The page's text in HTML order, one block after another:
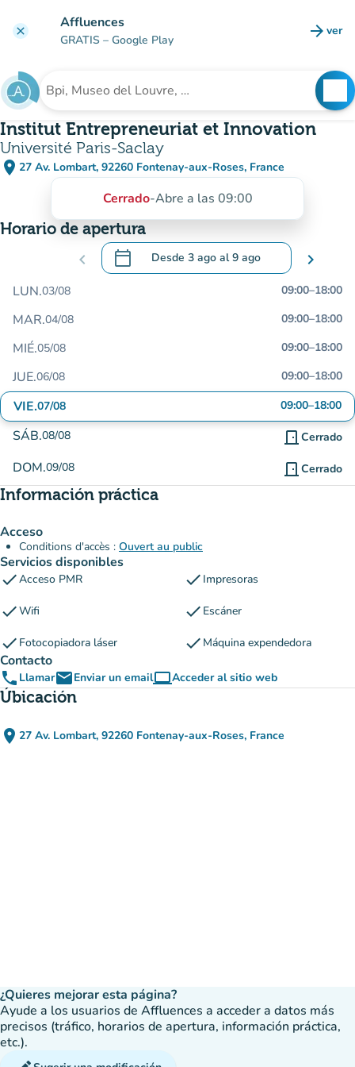
clear Affluences
GRATIS – Google Play arrow_forward ver
Buscar un establecimiento
Institut Entrepreneuriat et Innovation
Université Paris-Saclay
place 27 Av. Lombart, 92260 Fontenay-aux-Roses, France
(abrir en Google Maps)
(nueva pestaña)
Cerrado-Abre a las 09:00
Horario de apertura
chevron_left calendar_today Desde 3 ago al9 ago
.Abra el calendario para cambiar las
chevron_right
LUN.03/08 09:00–18:00
MAR.04/08 09:00–18:00
MIÉ.05/08 09:00–18:00
JUE.06/08 09:00–18:00
VIE.07/08 09:00–18:00
SÁB.08/08 door_front Cerrado
DOM.09/08 door_front Cerrado
Información práctica
Acceso
Conditions d'accès : Ouvert au public
Servicios disponibles
checkAcceso PMR check Impresoras
checkWifi check Escáner
check Fotocopiadora láser check Máquina expendedora
Contacto
phone LlamaremailEnviar un emailcomputerAcceder al sitio web
(nueva pestaña)
Úbicación
place 27 Av. Lombart, 92260 Fontenay-aux-Roses, France
(abrir en Google Maps)
(nueva pestaña)
¿Quieres mejorar esta página?
Ayude a los usuarios de Affluences a acceder a datos más
precisos (tráfico, horarios de apertura, información práctica,
etc.).